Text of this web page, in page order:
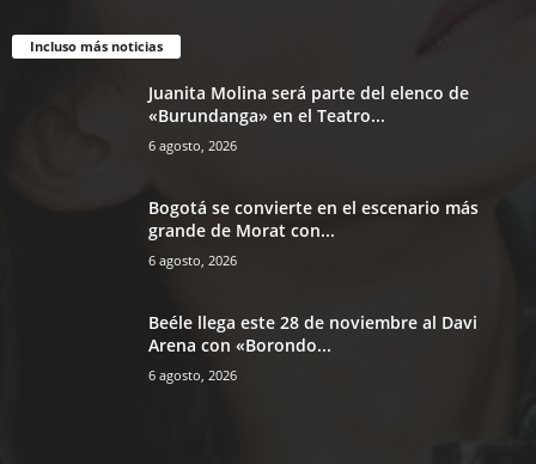
Incluso más noticias
Juanita Molina será parte del elenco de
«Burundanga» en el Teatro...
6 agosto, 2026
Bogotá se convierte en el escenario más
grande de Morat con...
6 agosto, 2026
Beéle llega este 28 de noviembre al Davi
Arena con «Borondo...
6 agosto, 2026